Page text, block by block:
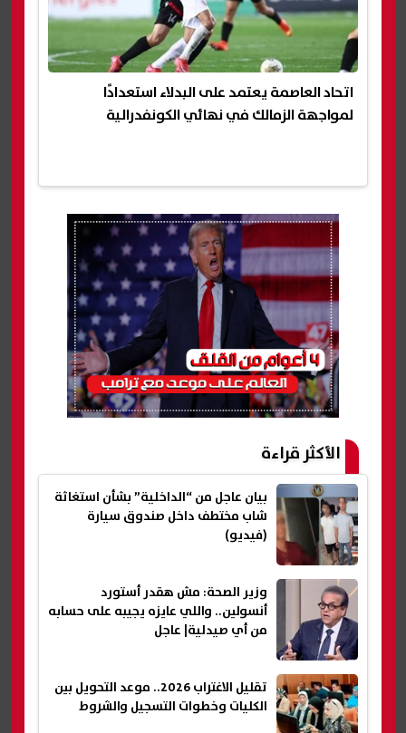
اتحاد العاصمة يعتمد على البدلاء استعدادًا
لمواجهة الزمالك في نهائي الكونفدرالية
الأكثر قراءة
بيان عاجل من “الداخلية” بشأن استغاثة
شاب مختطف داخل صندوق سيارة
(فيديو)
وزير الصحة: مش هقدر أستورد
أنسولين.. واللي عايزه يجيبه على حسابه
من أي صيدلية| عاجل
تقليل الاغتراب 2026.. موعد التحويل بين
الكليات وخطوات التسجيل والشروط